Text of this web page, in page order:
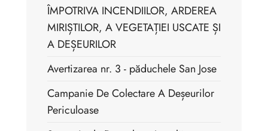
ÎMPOTRIVA INCENDIILOR, ARDEREA
MIRIȘTILOR, A VEGETAȚIEI USCATE ȘI
A DEȘEURILOR
Avertizarea nr. 3 - păduchele San Jose
Campanie De Colectare A Deșeurilor
Periculoase